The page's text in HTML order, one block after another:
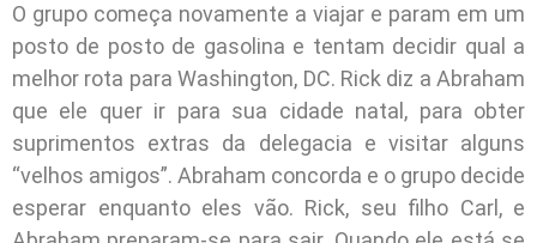
O grupo começa novamente a viajar e param em um
posto de posto de gasolina e tentam decidir qual a
melhor rota para Washington, DC. Rick diz a Abraham
que ele quer ir para sua cidade natal, para obter
suprimentos extras da delegacia e visitar alguns
“velhos amigos”. Abraham concorda e o grupo decide
esperar enquanto eles vão. Rick, seu filho Carl, e